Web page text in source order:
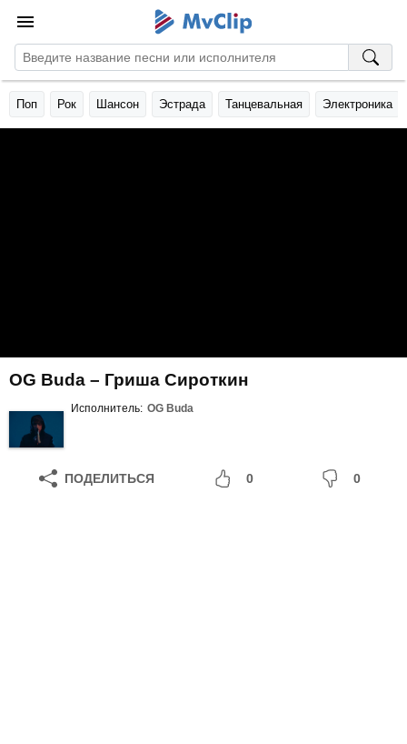
Поп Рок Шансон Эстрада Танцевальная Электроника
OG Buda – Гриша Сироткин
Исполнитель: OG Buda
ПОДЕЛИТЬСЯ 0 0